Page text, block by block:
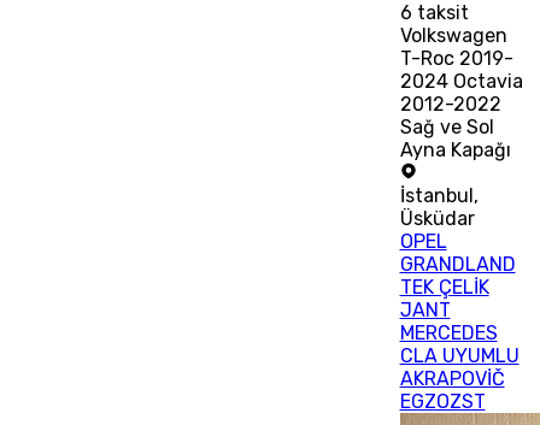
6 taksit
Volkswagen
T-Roc 2019-
2024 Octavia
2012-2022
Sağ ve Sol
Ayna Kapağı
İstanbul ,
Üsküdar
OPEL
GRANDLAND
TEK ÇELİK
JANT
MERCEDES
CLA UYUMLU
AKRAPOVİČ
EGZOZST